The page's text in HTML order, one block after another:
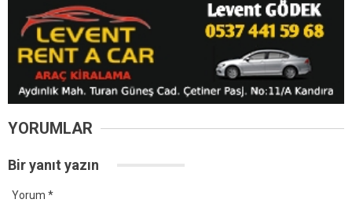
YORUMLAR
Bir yanıt yazın
Yorum *